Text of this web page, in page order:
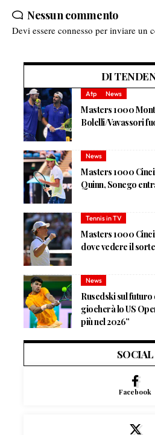
Nessun commento
Devi essere connesso per inviare un
DI
Atp News
Masters 1000
Bolelli/Vavassori
News
Masters 1000
Quinn, Sonego
Tennis in TV
Masters 1000
dove vedere il
News
Rusedski sul futuro
giocherà lo US
più nel 2026”
SOCIAL
Facebook